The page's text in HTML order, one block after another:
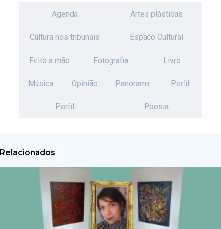
Agenda Artes plásticas
Cultura nos tribunais Espaco Cultural
Feito a mão Fotografia Livro
Música Opinião Panorama Perfil
Perfil Poesia
Relacionados